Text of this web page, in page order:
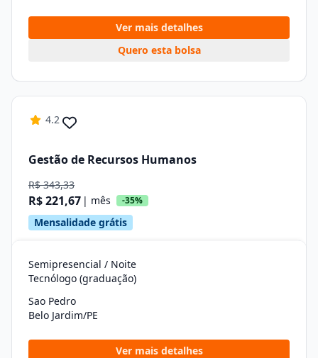
Ver mais detalhes
Quero esta bolsa
4.2
Gestão de Recursos Humanos
R$ 343,33
R$ 221,67 | mês -35%
Mensalidade grátis
Semipresencial / Noite
Tecnólogo (graduação)
Sao Pedro
Belo Jardim/PE
Ver mais detalhes